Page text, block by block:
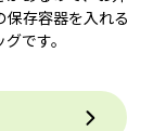
保存容器を入れる
です。